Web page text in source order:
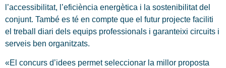
l’accessibilitat, l’eficiència energètica i la sostenibilitat del
conjunt. També es té en compte que el futur projecte faciliti
el treball diari dels equips professionals i garanteixi circuits i
serveis ben organitzats.
«El concurs d’idees permet seleccionar la millor proposta